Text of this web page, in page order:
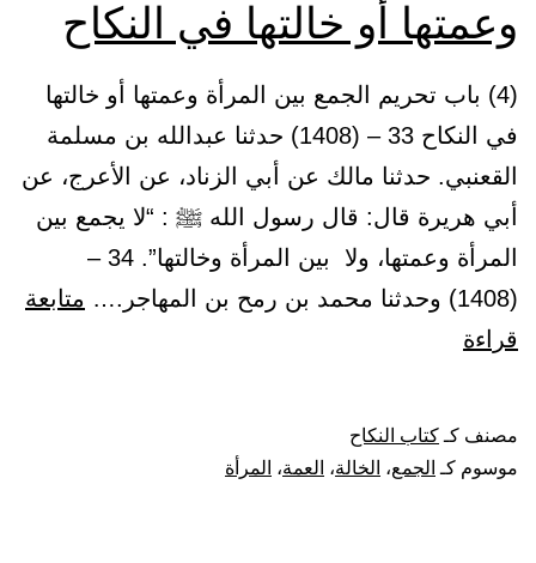
نسخ،
تحريمه
إلى
يوم
القيامة
وعمتها أو خالتها في النكاح
(4) باب تحريم الجمع بين المرأة وعمتها أو خالتها
في النكاح 33 – (1408) حدثنا عبدالله بن مسلمة
القعنبي. حدثنا مالك عن أبي الزناد، عن الأعرج، عن
أبي هريرة قال: قال رسول الله ﷺ : “لا يجمع بين
المرأة وعمتها، ولا بين المرأة وخالتها”. 34 –
(1408) وحدثنا محمد بن رمح بن المهاجر.…
متابعة
قراءة
بين
مصنف كـ كتاب النكاح
موسوم كـ الجمع، الخالة، العمة، المرأة